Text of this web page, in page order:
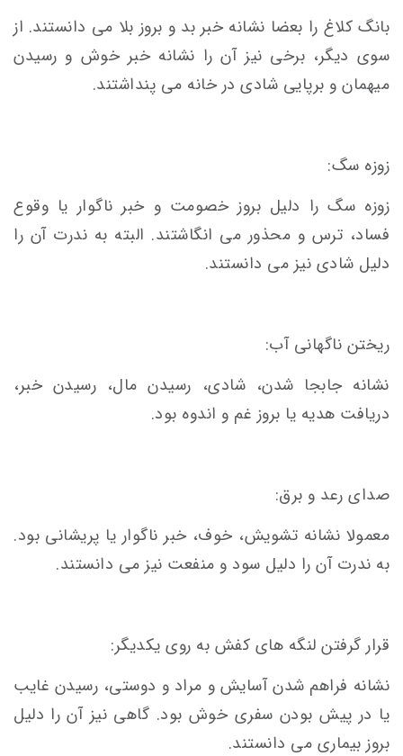
بانگ کلاغ را بعضا نشانه خبر بد و بروز بلا می دانستند. از
سوی دیگر، برخی نیز آن را نشانه خبر خوش و رسیدن
میهمان و برپایی شادی در خانه می پنداشتند.
زوزه سگ:
زوزه سگ را دلیل بروز خصومت و خبر ناگوار یا وقوع
فساد، ترس و محذور می انگاشتند. البته به ندرت آن را
دلیل شادی نیز می دانستند.
ریختن ناگهانی آب:
نشانه جابجا شدن، شادی، رسیدن مال، رسیدن خبر،
دریافت هدیه یا بروز غم و اندوه بود.
صدای رعد و برق:
معمولا نشانه تشویش، خوف، خبر ناگوار یا پریشانی بود.
به ندرت آن را دلیل سود و منفعت نیز می دانستند.
قرار گرفتن لنگه های کفش به روی یکدیگر:
نشانه فراهم شدن آسایش و مراد و دوستی، رسیدن غایب
یا در پیش بودن سفری خوش بود. گاهی نیز آن را دلیل
بروز بیماری می دانستند.